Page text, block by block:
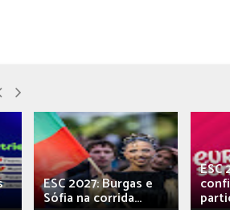
ESC 2027: Burgas e
Sófia na corrida...
ESC